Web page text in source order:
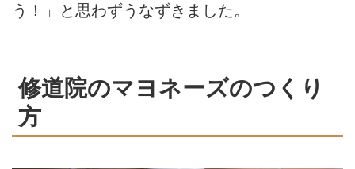
う！」と思わずうなずきました。
修道院のマヨネーズのつくり
方